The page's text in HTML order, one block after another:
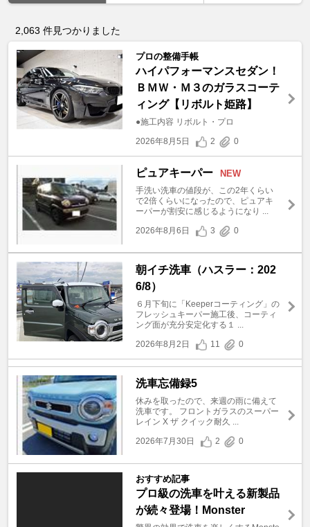
2,063 件見つかりました
プロの整備手帳
ハイパフォーマンスセダン！
ＢＭＷ・Ｍ３のガラスコーテ
ィング【リボルト姫路】
●施工内容 リボルト・プロ
2026年8月5日
2 0
ピュアキーパー NEW
手洗い洗車の値段が、この2年くらい
で2倍くらいになったので、ピュアキ
ーパーが割安に感じるようになり ...
2026年8月6日
3 0
朝イチ洗車（ハスラー：202
6/8）
６月下旬に「Keeperコーティング」の
フレッシュキーパー施工後、コーティ
ング面が充分安定化する１ ...
2026年8月2日
11 0
洗車忘備録5
休みを取ったので、来週の雨に備えて
洗車です。 フロントガラスのスーパー
レイン X ザ クイック耐久 ...
2026年7月30日
2 0
おすすめ記事
プロ級の洗車を叶える新製品
が続々登場！Monster